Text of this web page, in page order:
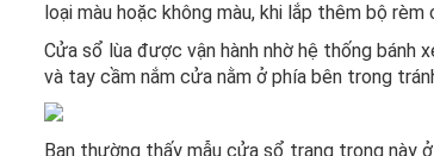
loại màu hoặc không màu, khi lắp thêm bộ
Cửa sổ lùa được vận hành nhờ hệ thống bánh
và tay cầm nắm cửa nằm ở phía bên trong
Bạn thường thấy mẫu cửa sổ trang trọng này